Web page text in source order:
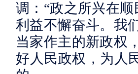
调：“政之所兴在
利益不懈奋斗。我
当家作主的新政权
好人民政权，为人